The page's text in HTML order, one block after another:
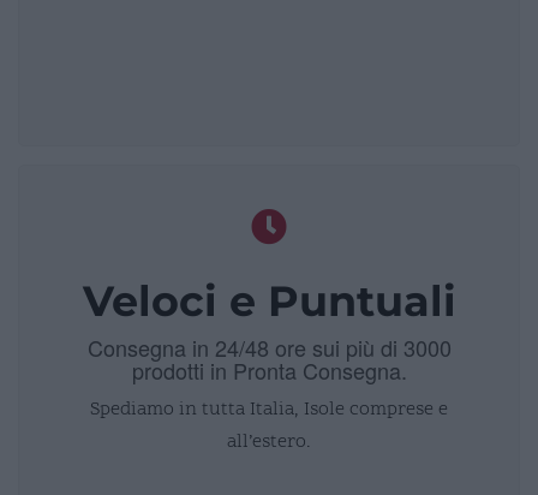
Veloci e Puntuali
Consegna in 24/48 ore sui più di 3000
prodotti in Pronta Consegna.
Spediamo in tutta Italia, Isole comprese e
all’estero.